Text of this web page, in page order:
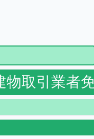
物取引業者